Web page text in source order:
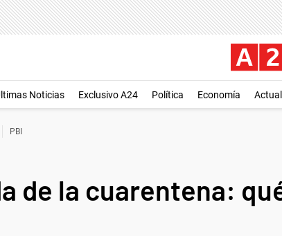
Noticias Exclusivo A24 Política Economía
PBI
de la cuarentena: